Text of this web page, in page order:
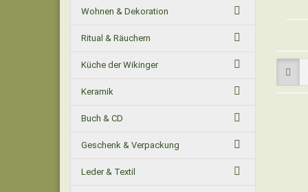
Wohnen & Dekoration
Ritual & Räuchern
Küche der Wikinger
Keramik
Buch & CD
Geschenk & Verpackung
Leder & Textil